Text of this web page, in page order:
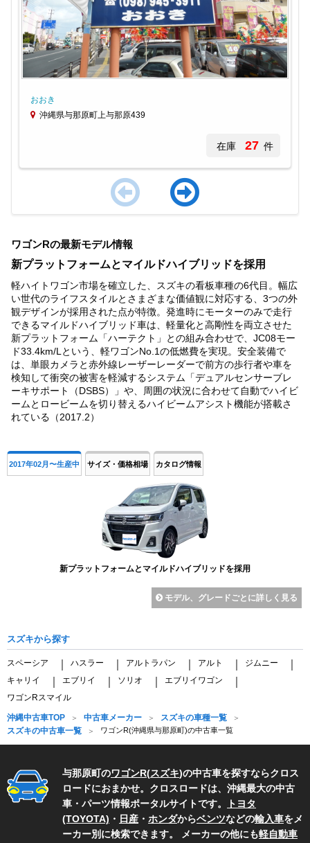
おおき
沖縄県与那原町上与那原439
在庫 27 件
of
3
ワゴンRの最新モデル情報
新プラットフォームとマイルドハイブリッドを採用
軽ハイトワゴン市場を確立した、スズキの看板車種の6代目。幅広
い世代のライフスタイルとさまざまな価値観に対応する、3つの外
観デザインが採用された点が特徴。発進時にモーターのみで走行
できるマイルドハイブリッド車は、軽量化と高剛性を両立させた
新プラットフォーム「ハーテクト」との組み合わせで、JC08モー
ド33.4km/Lという、軽ワゴンNo.1の低燃費を実現。安全装備で
は、単眼カメラと赤外線レーザーレーダーで前方の歩行者や車を
検知して衝突の被害を軽減するシステム「デュアルセンサーブレ
ーキサポート（DSBS）」や、周囲の状況に合わせて自動でハイビ
ームとロービームを切り替えるハイビームアシスト機能が搭載さ
れている（2017.2）
2017年02月〜生産中 サイズ・価格相場 カタログ情報
新プラットフォームとマイルドハイブリッドを採用
モデル、グレードごとに詳しく見る
スズキから探す
スペーシア ハスラー アルトラパン アルト ジムニー
キャリイ エブリイ ソリオ エブリイワゴン
ワゴンRスマイル
沖縄中古車TOP 中古車メーカー
スズキの車種一覧
スズキの中古車一覧
ワゴンR(沖縄県与那原町)の中古車一覧
与那原町のワゴンR(スズキ)の中古車を探すならクロス
ロードにおまかせ。クロスロードは、沖縄最大の中古
車・パーツ情報ポータルサイトです。
トヨタ
(TOYOTA) ・ 日産 ・ ホンダからベンツなどの輸入車をメ
ーカー別に検索できます。 メーカーの他にも軽自動車